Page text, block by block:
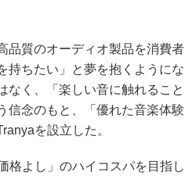
品質のオーディオ製品を消費者
持ちたい」と夢を抱くようにな
なく、「楽しい音に触れること
信念のもと、「優れた音楽体験
を設立した。
格よし」のハイコスパを目指し